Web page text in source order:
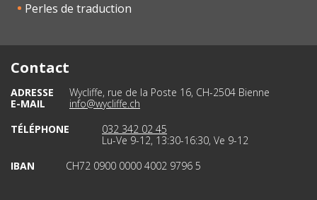
Perles de traduction
Contact
ADRESSE
Wycliffe, rue de la Poste 16, CH-2504 Bienne
E-MAIL
info@wycliffe.ch
TÉLÉPHONE
032 342 02 45
Lu-Ve 9-12, 13:30-16:30, Ve 9-12
IBAN
CH72 0900 0000 4002 9796 5